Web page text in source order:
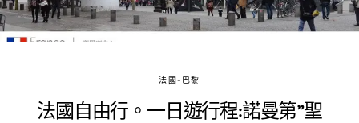
法國-巴黎
法國自由行。一日遊行程:諾曼第”聖